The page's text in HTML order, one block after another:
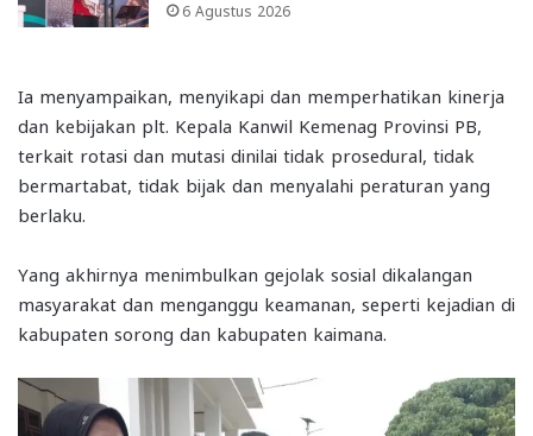
6 Agustus 2026
Ia menyampaikan, menyikapi dan memperhatikan kinerja
dan kebijakan plt. Kepala Kanwil Kemenag Provinsi PB,
terkait rotasi dan mutasi dinilai tidak prosedural, tidak
bermartabat, tidak bijak dan menyalahi peraturan yang
berlaku.
Yang akhirnya menimbulkan gejolak sosial dikalangan
masyarakat dan menganggu keamanan, seperti kejadian di
kabupaten sorong dan kabupaten kaimana.